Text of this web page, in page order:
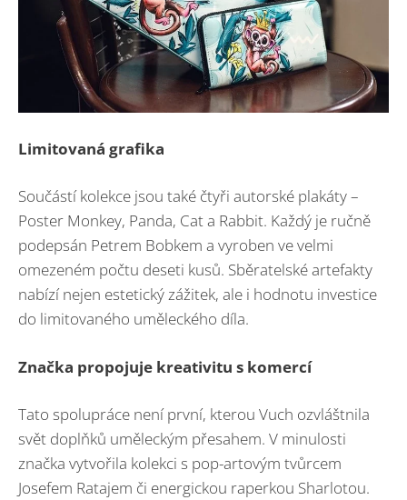
Limitovaná grafika
Součástí kolekce jsou také čtyři autorské plakáty –
Poster Monkey, Panda, Cat a Rabbit. Každý je ručně
podepsán Petrem Bobkem a vyroben ve velmi
omezeném počtu deseti kusů. Sběratelské artefakty
nabízí nejen estetický zážitek, ale i hodnotu investice
do limitovaného uměleckého díla.
Značka propojuje kreativitu s komercí
Tato spolupráce není první, kterou Vuch ozvláštnila
svět doplňků uměleckým přesahem. V minulosti
značka vytvořila kolekci s pop-artovým tvůrcem
Josefem Ratajem či energickou raperkou Sharlotou.